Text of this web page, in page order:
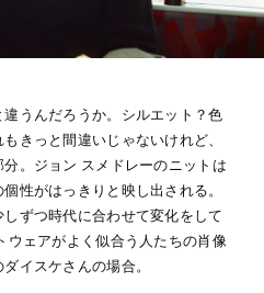
違うんだろうか。シルエット？色
きっと間違いじゃないけれど、
。ジョン スメドレーのニットは
性がはっきりと映し出される。
ずつ時代に合わせて変化をして
ウェアがよく似合う人たちの肖像
イスケさんの場合。